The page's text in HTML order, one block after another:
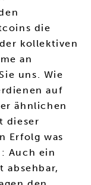
die
kollektiven
an
uns. Wie
auf
ähnlichen
dieser
Erfolg was
Auch ein
absehbar,